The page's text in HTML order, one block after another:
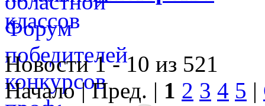
Новости 1 - 10 из 521
Начало | Пред. | 1 2 3 4 5 |